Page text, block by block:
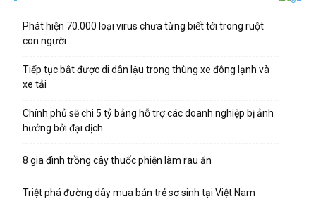
Phát hiện 70.000 loại virus chưa từng biết tới trong ruột
con người
Tiếp tục bắt được di dân lậu trong thùng xe đông lạnh và
xe tải
Chính phủ sẽ chi 5 tỷ bảng hỗ trợ các doanh nghiệp bị ảnh
hưởng bởi đại dịch
8 gia đình trồng cây thuốc phiện làm rau ăn
Triệt phá đường dây mua bán trẻ sơ sinh tại Việt Nam